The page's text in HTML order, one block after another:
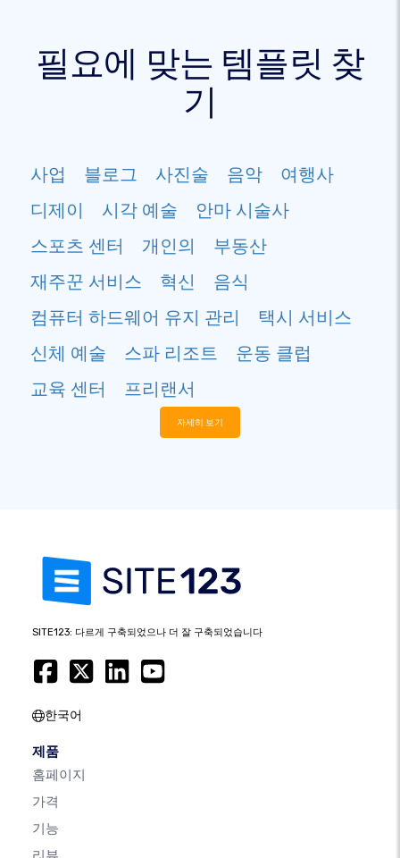
필요에 맞는 템플릿 찾
기
사업 블로그 사진술 음악
여행사
디제이
시각 예술
안마 시술사
스포츠 센터
개인의
부동산
재주꾼 서비스
혁신
음식
컴퓨터 하드웨어 유지 관리
택시 서비스
신체 예술
스파 리조트
운동 클럽
교육 센터
프리랜서
자세히 보기
SITE123: 다르게 구축되었으나 더 잘 구축되었습니다
한국어
제품
홈페이지
가격
기능